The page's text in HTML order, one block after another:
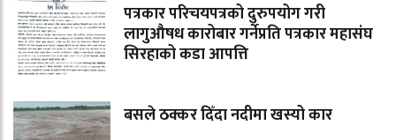
पत्रकार परिचयपत्रको दुरुपयोग गरी
लागुऔषध कारोबार गर्नेप्रति पत्रकार महासंघ
सिरहाको कडा आपत्ति
बसले ठक्कर दिँदा नदीमा खस्यो कार